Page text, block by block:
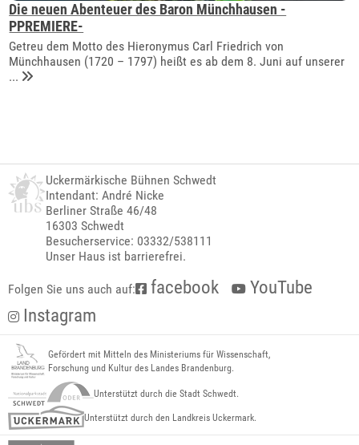
Die neuen Abenteuer des Baron Münchhausen -
PPREMIERE-
Getreu dem Motto des Hieronymus Carl Friedrich von
Münchhausen (1720 – 1797) heißt es ab dem 8. Juni auf unserer
...
Uckermärkische Bühnen Schwedt
Intendant: André Nicke
Berliner Straße 46/48
16303 Schwedt
Besucherservice: 03332/538111
Unser Haus ist barrierefrei.
Folgen Sie uns auch auf: facebook
YouTube
Instagram
Gefördert mit Mitteln des Ministeriums für Wissenschaft,
Forschung und Kultur des Landes Brandenburg.
Unterstützt durch die Stadt Schwedt.
Unterstützt durch den Landkreis Uckermark.